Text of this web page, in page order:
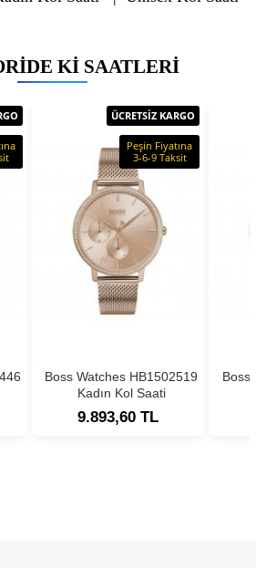
KI SAATLERI
ÜCRETSİZ KARGO
Peşin Fiyatına
3-6-9 Taksit
Boss Watches HB1502519
Kadın Kol Saati
9.893,60 TL
Boss